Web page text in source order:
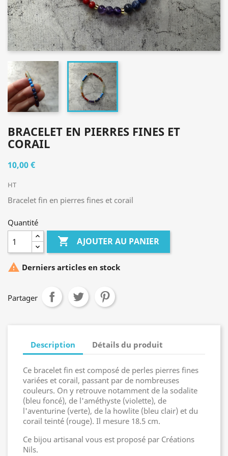
BRACELET EN PIERRES FINES ET
CORAIL
10,00 €
HT
Bracelet fin en pierres fines et corail
Quantité
 AJOUTER AU PANIER
 Derniers articles en stock
Partager
Description Détails du produit
Ce bracelet fin est composé de perles pierres fines
variées et corail, passant par de nombreuses
couleurs. On y retrouve notamment de la sodalite
(bleu foncé), de l'améthyste (violette), de
l'aventurine (verte), de la howlite (bleu clair) et du
corail teinté (rouge). Il mesure 18.5 cm.
Ce bijou artisanal vous est proposé par Créations
Nils.